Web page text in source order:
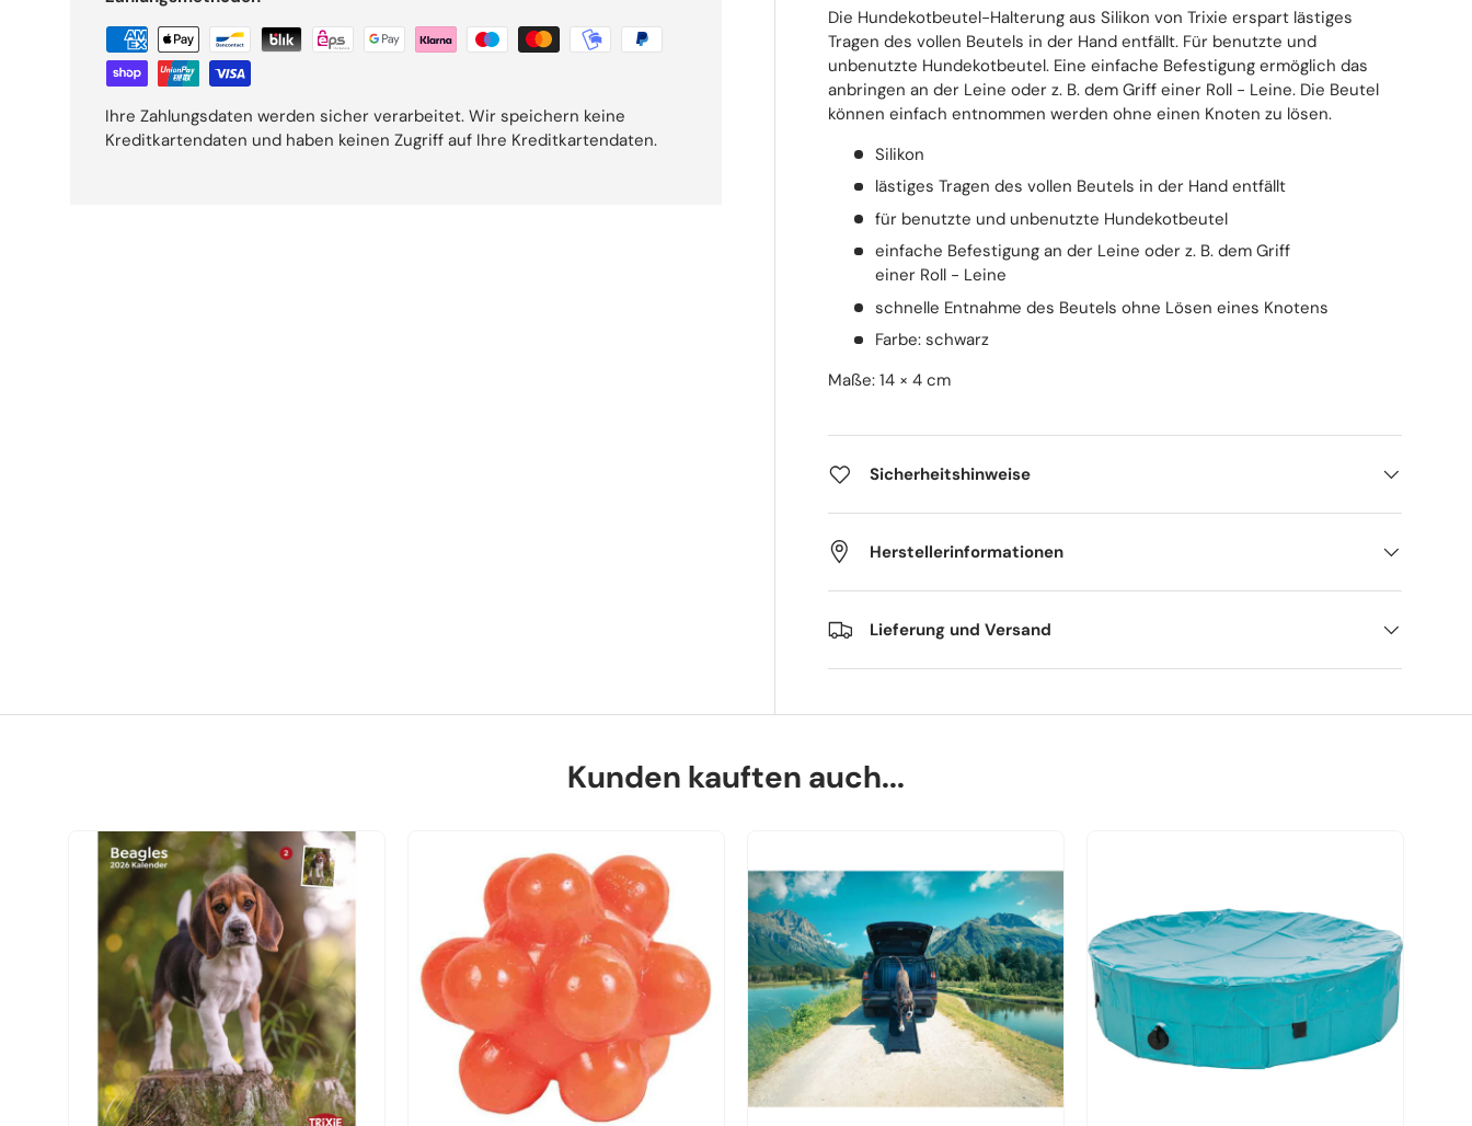
Die Hundekotbeutel-Halterung aus Silikon von Trixie erspart lästiges
Tragen des vollen Beutels in der Hand entfällt. Für benutzte und
unbenutzte Hundekotbeutel. Eine einfache Befestigung ermöglich das
anbringen an der Leine oder z. B. dem Griff einer Roll - Leine. Die Beutel
können einfach entnommen werden ohne einen Knoten zu lösen.
Silikon
lästiges Tragen des vollen Beutels in der Hand entfällt
für benutzte und unbenutzte Hundekotbeutel
einfache Befestigung an der Leine oder z. B. dem Griff
einer Roll - Leine
schnelle Entnahme des Beutels ohne Lösen eines Knotens
Farbe: schwarz
Maße: 14 × 4 cm
Sicherheitshinweise
Herstellerinformationen
Lieferung und Versand
Ihre Zahlungsdaten werden sicher verarbeitet. Wir speichern keine
Kreditkartendaten und haben keinen Zugriff auf Ihre Kreditkartendaten.
Kunden kauften auch...